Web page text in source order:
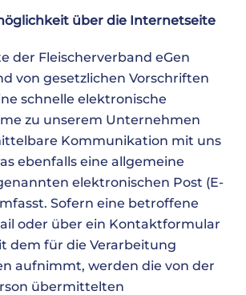
über die Internetseite
der Fleischerverband eGen
von gesetzlichen Vorschriften
schnelle elektronische
zu unserem Unternehmen
Kommunikation mit uns
ebenfalls eine allgemeine
elektronischen Post (E-
Sofern eine betroffene
oder über ein Kontaktformular
dem für die Verarbeitung
aufnimmt, werden die von der
übermittelten